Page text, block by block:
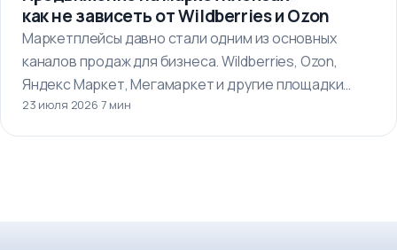
как не зависеть от Wildberries и Ozon
Маркетплейсы давно стали одним из основных
каналов продаж для бизнеса. Wildberries, Ozon,
Яндекс Маркет, Мегамаркет и другие площадки…
23 июля 2026·7 мин